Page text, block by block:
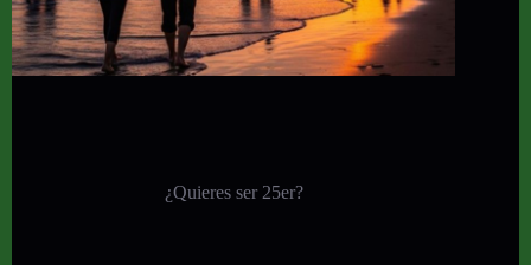
¿Quieres ser 25er?